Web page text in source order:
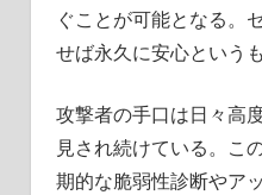
ぐことが可能となる。
せば永久に安心という
攻撃者の手口は日々高
見され続けている。こ
期的な脆弱性診断やア